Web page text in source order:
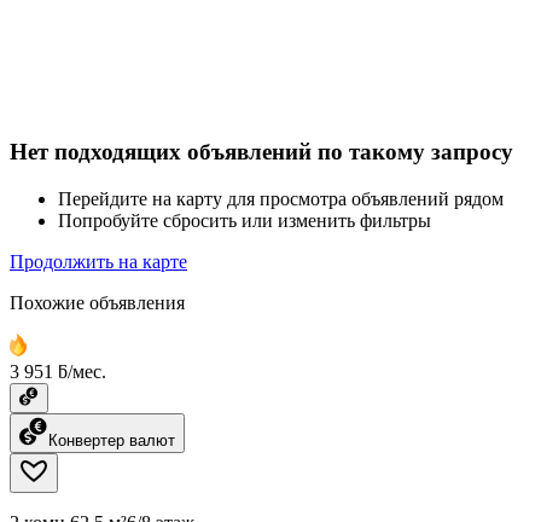
Нет подходящих объявлений по такому запросу
Перейдите на карту для просмотра объявлений рядом
Попробуйте сбросить или изменить фильтры
Продолжить на карте
Похожие объявления
3 951 ƃ/мес.
Конвертер валют